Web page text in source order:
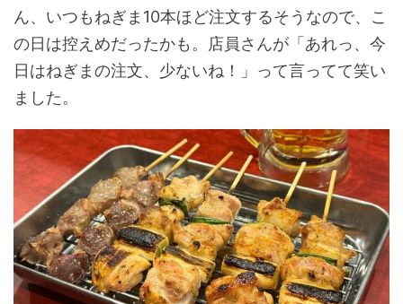
ん、いつもねぎま10本ほど注文するそうなので、こ
の日は控えめだったかも。店員さんが「あれっ、今
日はねぎまの注文、少ないね！」って言ってて笑い
ました。